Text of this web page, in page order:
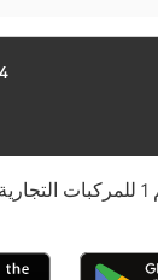
تطبيق رقم 1 للمركبات